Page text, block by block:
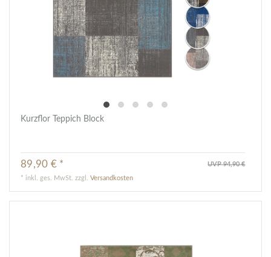
Kurzflor Teppich Block
UVP 94,90 €
89,90 € *
* inkl. ges. MwSt. zzgl.Versandkosten